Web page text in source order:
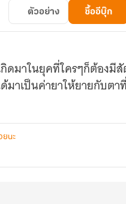
ตัวอย่าง ซื้ออีบุ๊ก
กิดมาในยุคที่ใครๆก็ต้อง
าเป็นค่ายาให้ยายกับต
ยนะ